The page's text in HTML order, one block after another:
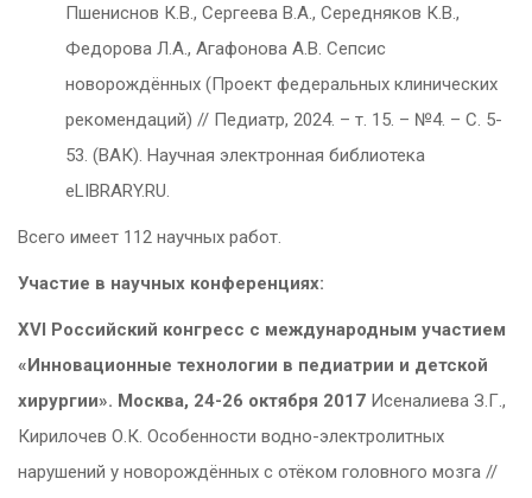
Пшениснов К.В., Сергеева В.А., Середняков К.В.,
Федорова Л.А., Агафонова А.В. Сепсис
новорождённых (Проект федеральных клинических
рекомендаций) // Педиатр, 2024. – т. 15. – №4. – С. 5-
53. (ВАК). Научная электронная библиотека
eLIBRARY.RU.
Всего имеет 112 научных работ.
Участие в научных конференциях:
XVI Российский конгресс с международным участием
«Инновационные технологии в педиатрии и детской
хирургии». Москва, 24-26 октября 2017 Исеналиева З.Г.,
Кирилочев О.К. Особенности водно-электролитных
нарушений у новорождённых с отёком головного мозга //